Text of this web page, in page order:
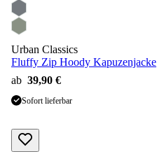
Urban Classics
Fluffy Zip Hoody Kapuzenjacke
ab 39,90 €
Sofort lieferbar